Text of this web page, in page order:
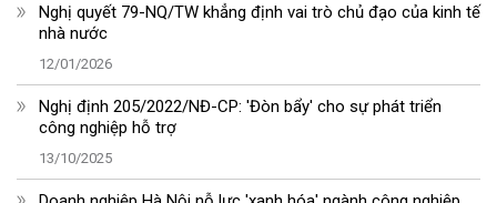
Nghị quyết 79-NQ/TW khẳng định vai trò chủ đạo của kinh tế
nhà nước
12/01/2026
Nghị định 205/2022/NĐ-CP: 'Đòn bẩy' cho sự phát triển
công nghiệp hỗ trợ
13/10/2025